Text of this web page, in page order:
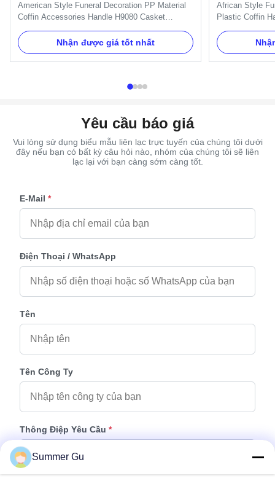
American Style Funeral Decoration PP Material
Coffin Accessories Handle H9080 Casket
Accessories Handles Specification: Item Name
TX-Model H9080 Material Plastic (PP) Color
Gold, silver, copper, as your order Delivery Time
30 days after the order confirmed Payment Term
Nhận được giá tốt nhất
African Style
Plastic Coffin
include 6pcs
1pcs crucifix
brackets. Item
Material Plastic
Yêu cầu báo giá
Vui lòng sử dụng biểu mẫu liên lạc trực tuyến của chúng tôi dưới
đây nếu bạn có bất kỳ câu hỏi nào, nhóm của chúng tôi sẽ liên
lạc lại với bạn càng sớm càng tốt.
E-Mail *
Điện Thoại / WhatsApp
Tên
Tên Công Ty
Thông Điệp Yêu Cầu *
Summer Gu